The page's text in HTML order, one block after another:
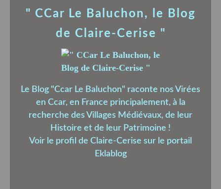
" CCar Le Baluchon, le Blog
de Claire-Cerise "
Le Blog "Ccar Le Baluchon" raconte nos Virées
en Ccar, en France principalement, à la
recherche des Villages Médiévaux, de leur
Histoire et de leur Patrimoine !
Voir le profil de Claire-Cerise sur le portail
Eklablog